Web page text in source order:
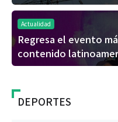
Actualidad
Regresa el evento
contenido
DEPORTES